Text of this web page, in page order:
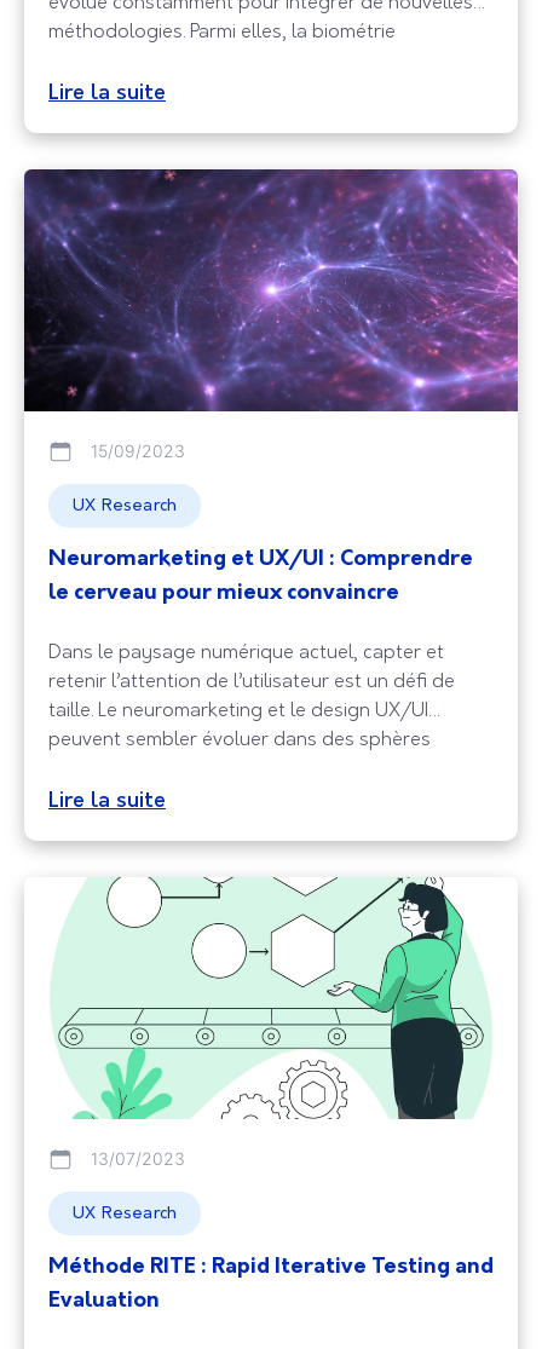
méthodologies. Parmi elles, la biométrie
frontière prometteuse. Cette approche
comportements subtils et inconscients des
utilisateurs, offrant une compréhension plus
profonde de leur expérience. La biométrie
comportementale : quesaco
Lire la suite
15/09/2023
UX Research
Neuromarketing et UX/UI : Comprendre
le cerveau pour mieux convaincre
Dans le paysage numérique actuel, capter et
retenir l’attention de l’utilisateur est un défi de
taille. Le neuromarketing et le design UX/UI
peuvent sembler évoluer dans des sphères
comprendre le comportement humain pour créer
Cadre Théorique Neuromarketing Historique et
Évolution Le
Lire la suite
13/07/2023
UX Research
Méthode RITE : Rapid Iterative Testing and
Evaluation